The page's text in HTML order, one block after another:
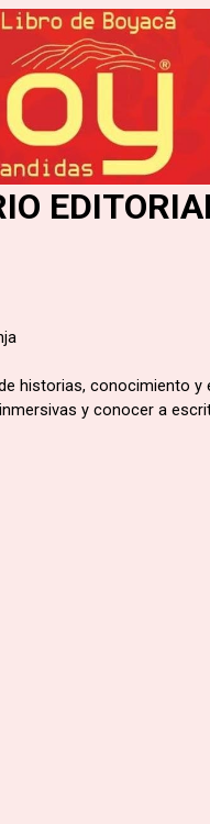
historias, conocimiento y
y conocer a